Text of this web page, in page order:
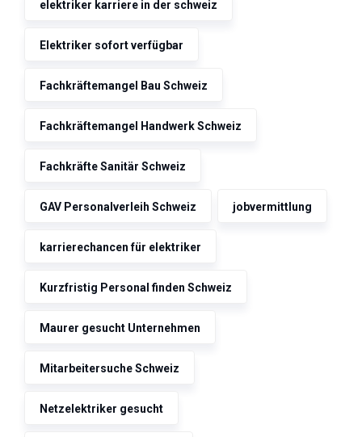
elektriker karriere in der schweiz
Elektriker sofort verfügbar
Fachkräftemangel Bau Schweiz
Fachkräftemangel Handwerk Schweiz
Fachkräfte Sanitär Schweiz
GAV Personalverleih Schweiz jobvermittlung
karrierechancen für elektriker
Kurzfristig Personal finden Schweiz
Maurer gesucht Unternehmen
Mitarbeitersuche Schweiz
Netzelektriker gesucht